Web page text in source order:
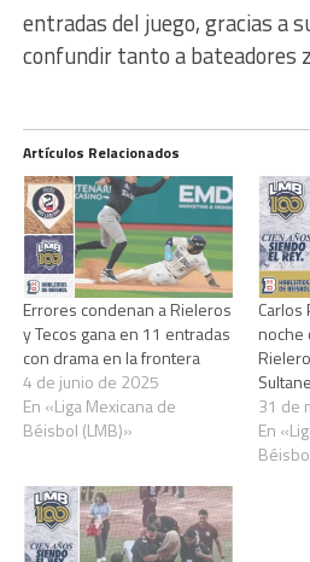
entradas del juego, gracias a
confundir tanto a bateadores
Artículos Relacionados
Errores condenan a Rieleros
y Tecos gana en 11 entradas
con drama en la frontera
4 de junio de 2025
En «Liga Mexicana de
Béisbol (LMB)»
Carlos
noche
31 de
En